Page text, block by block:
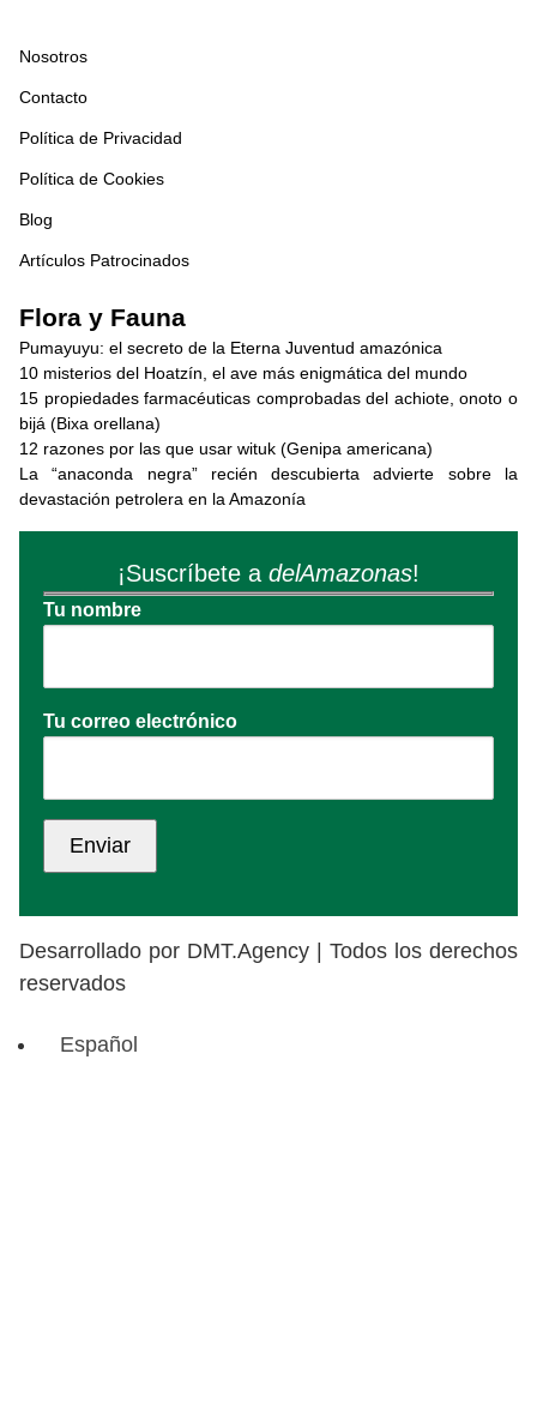
Nosotros
Contacto
Política de Privacidad
Política de Cookies
Blog
Artículos Patrocinados
Flora y Fauna
Pumayuyu: el secreto de la Eterna Juventud amazónica
10 misterios del Hoatzín, el ave más enigmática del mundo
15 propiedades farmacéuticas comprobadas del achiote, onoto o
bijá (Bixa orellana)
12 razones por las que usar wituk (Genipa americana)
La “anaconda negra” recién descubierta advierte sobre la
devastación petrolera en la Amazonía
¡Suscríbete a delAmazonas!
Tu nombre
Tu correo electrónico
Desarrollado por DMT.Agency | Todos los derechos
reservados
Español